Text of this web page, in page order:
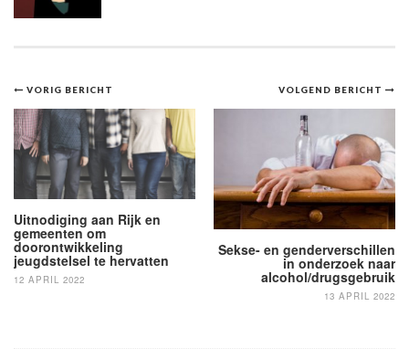
Bericht
navigatie
VOLGEND BERICHT
Sekse- en genderverschillen
in onderzoek naar
alcohol/drugsgebruik
13 APRIL 2022
VORIG BERICHT
Uitnodiging aan Rijk en
gemeenten om
doorontwikkeling
jeugdstelsel te hervatten
12 APRIL 2022